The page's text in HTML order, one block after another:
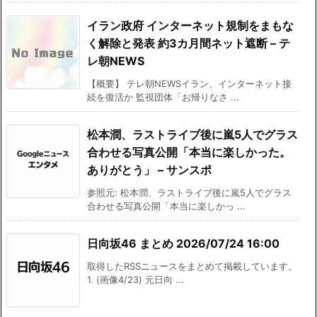
イラン政府 インターネット規制をまもな
く解除と発表 約3カ月間ネット遮断 – テ
レ朝NEWS
【概要】 テレ朝NEWSイラン、インターネット接
続を復活か 監視団体「お帰りなさ ...
松本潤、ラストライブ後に嵐5人でグラス
合わせる写真公開「本当に楽しかった。
ありがとう」 – サンスポ
参照元: 松本潤、ラストライブ後に嵐5人でグラス
合わせる写真公開「本当に楽しかっ ...
日向坂46 まとめ 2026/07/24 16:00
取得したRSSニュースをまとめて掲載しています。
1. (画像4/23) 元日向 ...